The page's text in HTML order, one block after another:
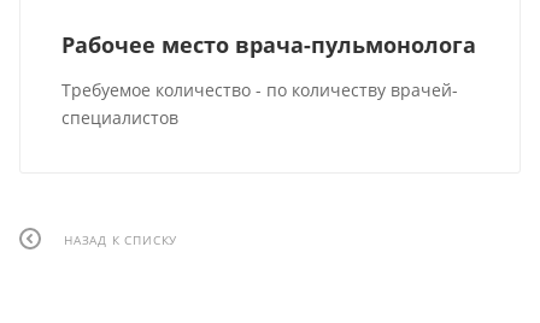
Рабочее место врача-пульмонолога
Требуемое количество - по количеству врачей-
специалистов
НАЗАД К СПИСКУ